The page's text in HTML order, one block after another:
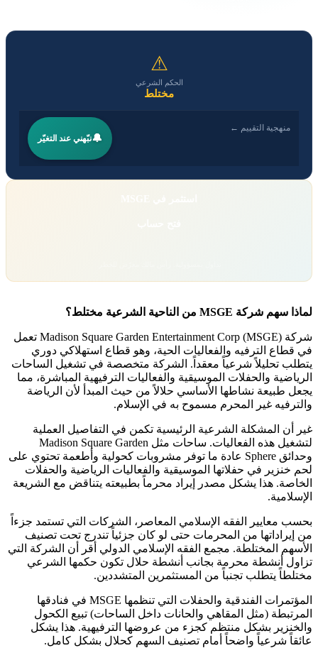
⚠
الحكم الشرعي
مختلط
منهجية التقييم ←
🔔نبّهني عند التغيّر
لماذا سهم شركة MSGE من الناحية الشرعية مختلط؟
شركة Madison Square Garden Entertainment Corp (MSGE) تعمل
في قطاع الترفيه والفعاليات الحية، وهو قطاع استهلاكي دوري
يتطلب تحليلاً شرعياً معقداً. الشركة متخصصة في تشغيل الساحات
الرياضية والحفلات الموسيقية والفعاليات الترفيهية المباشرة، مما
يجعل طبيعة نشاطها الأساسي حلالاً من حيث المبدأ لأن الرياضة
والترفيه غير المحرم مسموح به في الإسلام.
غير أن المشكلة الشرعية الرئيسية تكمن في التفاصيل العملية
لتشغيل هذه الفعاليات. ساحات مثل Madison Square Garden
وحدائق Sphere عادة ما توفر مشروبات كحولية وأطعمة تحتوي على
لحم خنزير في حفلاتها الموسيقية والفعاليات الرياضية والحفلات
الخاصة. هذا يشكل مصدر إيراد محرماً بطبيعته يتناقض مع الشريعة
الإسلامية.
بحسب معايير الفقه الإسلامي المعاصر، الشركات التي تستمد جزءاً
من إيراداتها من المحرمات حتى لو كان جزئياً تندرج تحت تصنيف
الأسهم المختلطة. مجمع الفقه الإسلامي الدولي أقر أن الشركة التي
تزاول أنشطة محرمة بجانب أنشطة حلال تكون حكمها الشرعي
مختلطاً يتطلب تجنباً من المستثمرين المتشددين.
المؤتمرات الفندقية والحفلات التي تنظمها MSGE في فنادقها
المرتبطة (مثل المقاهي والحانات داخل الساحات) تبيع الكحول
والخنزير بشكل منتظم كجزء من عروضها الترفيهية. هذا يشكل
عائقاً شرعياً واضحاً أمام تصنيف السهم كحلال بشكل كامل.